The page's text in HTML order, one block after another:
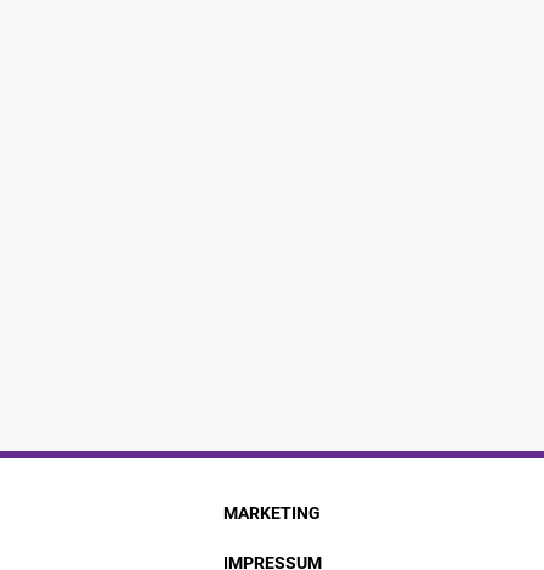
MARKETING
IMPRESSUM